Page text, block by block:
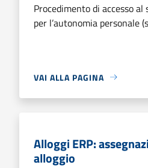
Procedimento di accesso
per l’autonomia personale
VAI ALLA PAGINA
Alloggi ERP:
alloggio